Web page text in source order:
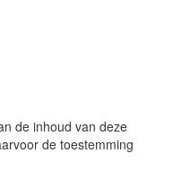
de inhoud van deze
de toestemming